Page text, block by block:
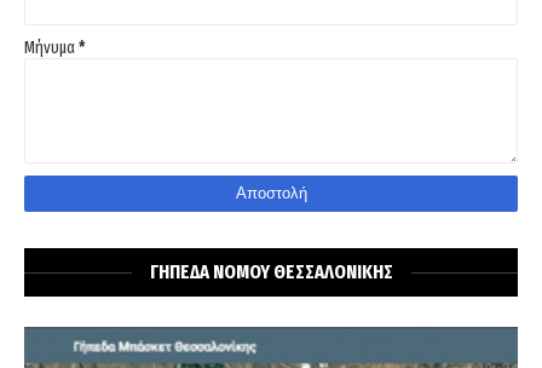
Μήνυμα*
ΓΗΠΕΔΑ ΝΟΜΟΥ ΘΕΣΣΑΛΟΝΙΚΗΣ